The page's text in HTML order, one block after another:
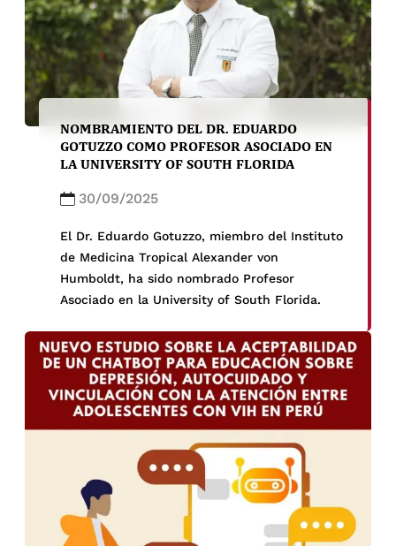
endémicas de Zika.
NOMBRAMIENTO DEL DR. EDUARDO
GOTUZZO COMO PROFESOR ASOCIADO EN
LA UNIVERSITY OF SOUTH FLORIDA
30/09/2025
El Dr. Eduardo Gotuzzo, miembro del Instituto
de Medicina Tropical Alexander von
Humboldt, ha sido nombrado Profesor
Asociado en la University of South Florida.